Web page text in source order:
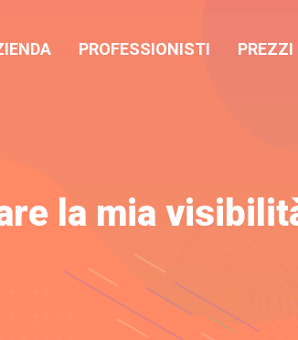
PROFESSIONISTI PREZZI
la mia